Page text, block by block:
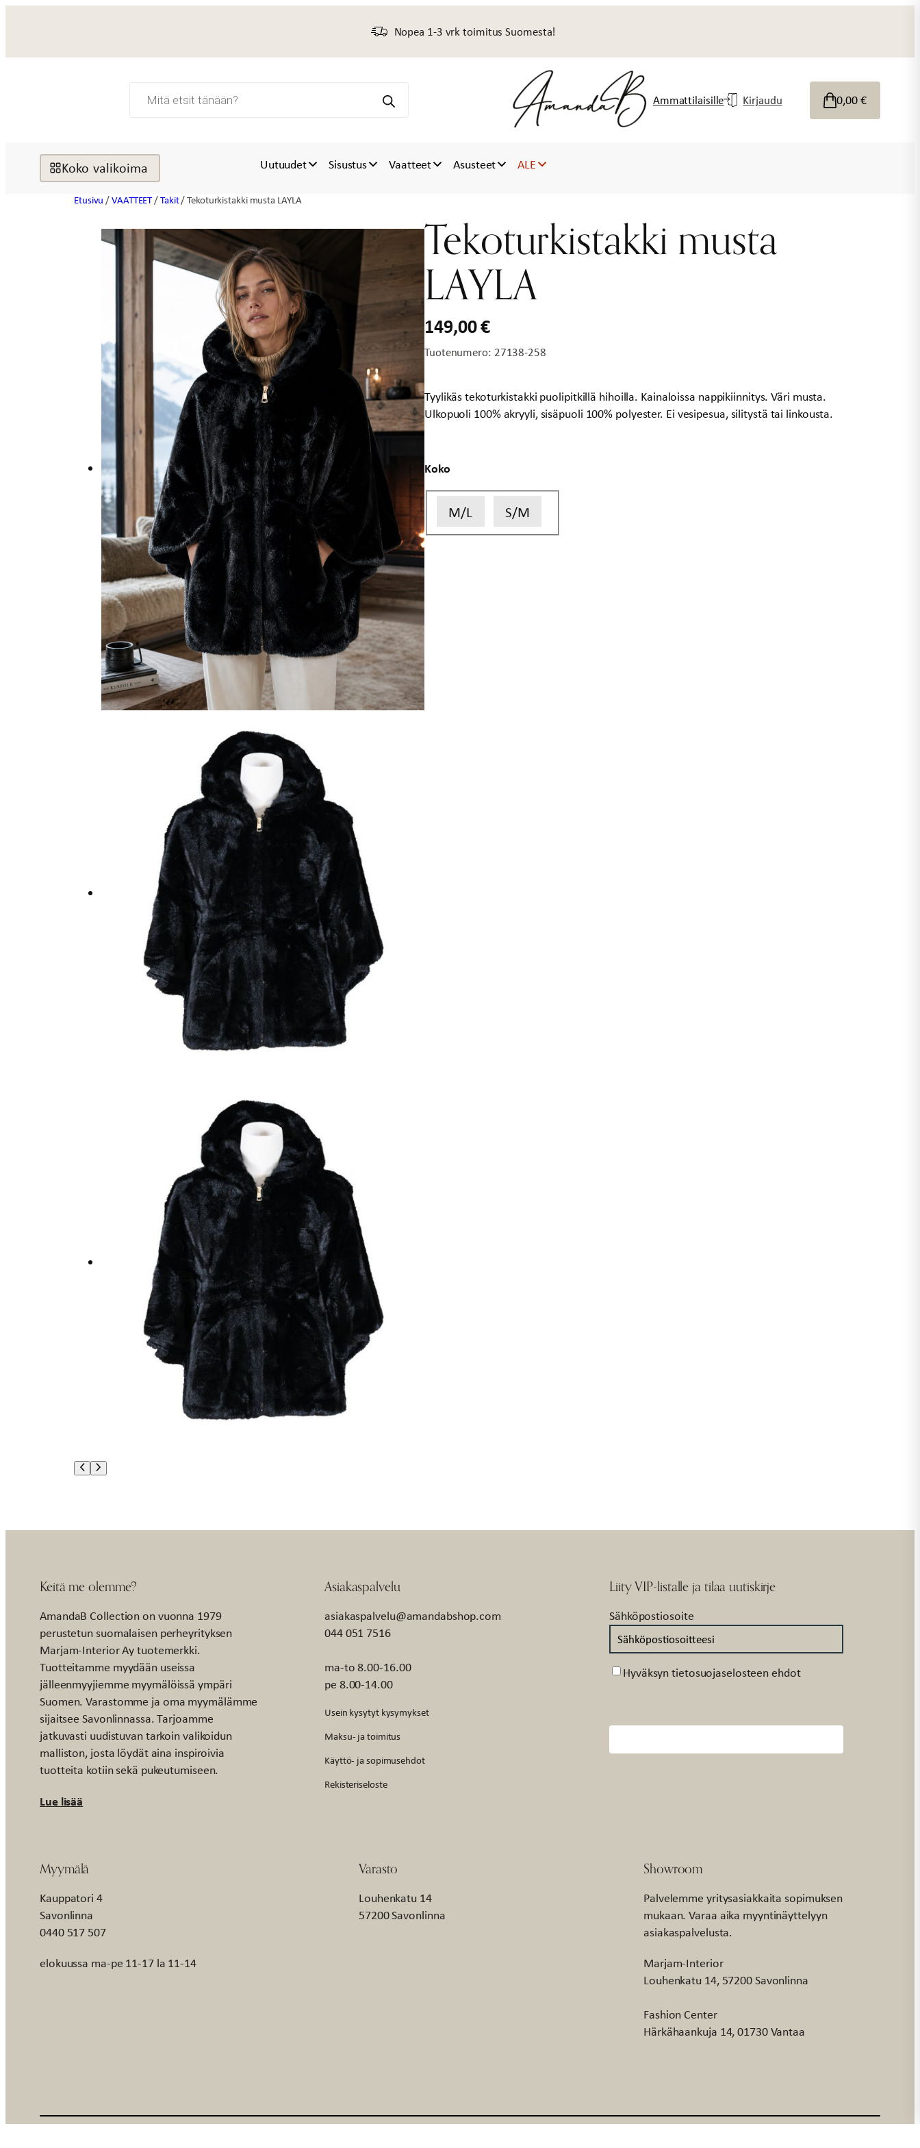
Nopea 1-3 vrk toimitus Suomesta!
search Ammattilaisille Kirjaudu 0,00€
Koko valikoima Uutuudet Sisustus Vaatteet Asusteet ALE
Etusivu /VAATTEET/Takit/ Tekoturkistakki musta LAYLA
Tekoturkistakki musta
LAYLA
149,00€
Tuotenumero: 27138-258
Tyylikäs tekoturkistakki puolipitkillä hihoilla. Kainaloissa nappikiinnitys. Väri musta.
Ulkopuoli 100% akryyli, sisäpuoli 100% polyester. Ei vesipesua, silitystä tai linkousta.
Koko
M/L S/M
Keitä me olemme?
AmandaB Collection on vuonna 1979
perustetun suomalaisen perheyrityksen
Marjam-Interior Ay tuotemerkki.
Tuotteitamme myydään useissa
jälleenmyyjiemme myymälöissä ympäri
Suomen. Varastomme ja oma myymälämme
sijaitsee Savonlinnassa. Tarjoamme
jatkuvasti uudistuvan tarkoin valikoidun
malliston, josta löydät aina inspiroivia
tuotteita kotiin sekä pukeutumiseen.
Lue lisää
Asiakaspalvelu
asiakaspalvelu@amandabshop.com
044 051 7516
ma-to 8.00-16.00
pe 8.00-14.00
Usein kysytyt kysymykset
Maksu- ja toimitus
Käyttö- ja sopimusehdot
Rekisteriseloste
Liity VIP-listalle ja tilaa uutiskirje
Sähköpostiosoite
Suostumus
Hyväksyn tietosuojaselosteen ehdot
Myymälä
Kauppatori 4
Savonlinna
0440 517 507
elokuussa ma-pe 11-17 la 11-14
Varasto
Louhenkatu 14
57200 Savonlinna
Showroom
Palvelemme yritysasiakkaita sopimuksen
mukaan. Varaa aika myyntinäyttelyyn
asiakaspalvelusta.
Marjam-Interior
Louhenkatu 14, 57200 Savonlinna
Fashion Center
Härkähaankuja 14, 01730 Vantaa